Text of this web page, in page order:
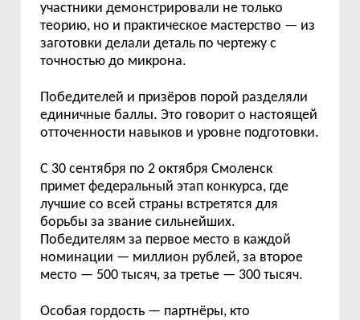
участники демонстрировали не только
теорию, но и практическое мастерство — из
заготовки делали деталь по чертежу с
точностью до микрона.
Победителей и призёров порой разделяли
единичные баллы. Это говорит о настоящей
отточенности навыков и уровне подготовки.
С 30 сентября по 2 октября Смоленск
примет федеральный этап конкурса, где
лучшие со всей страны встретятся для
борьбы за звание сильнейших.
Победителям за первое место в каждой
номинации — миллион рублей, за второе
место — 500 тысяч, за третье — 300 тысяч.
Особая гордость — партнёры, кто